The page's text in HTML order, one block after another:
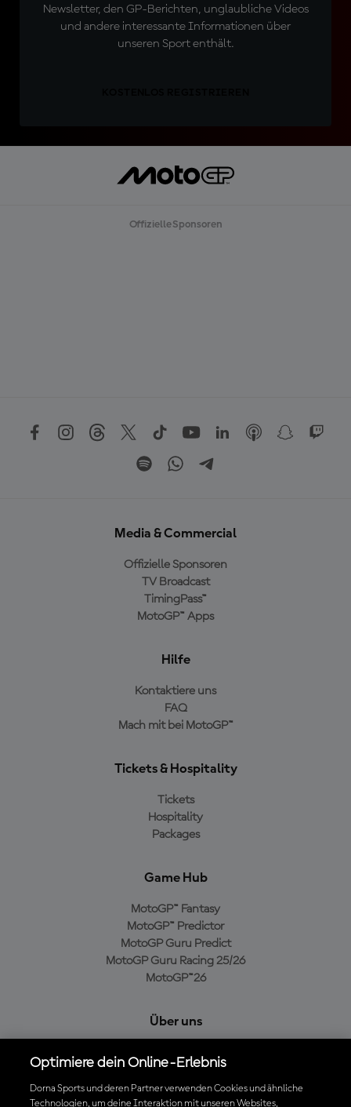
Newsletter, den GP-Berichten, unglaubliche Videos
und andere interessante Informationen über
unseren Sport enthält.
Offizielle Sponsoren
Media & Commercial
Offizielle Sponsoren
TV Broadcast
TimingPass™
MotoGP™ Apps
Hilfe
Kontaktiere uns
FAQ
Mach mit bei MotoGP™
Tickets & Hospitality
Tickets
Hospitality
Packages
Game Hub
MotoGP™ Fantasy
MotoGP™ Predictor
MotoGP Guru Predict
MotoGP Guru Racing 25/26
MotoGP™26
Über uns
Cookie-Richtlinien
Geschäftsbedingungen
Optimiere dein Online-Erlebnis
Dorna Sports und deren Partner verwenden Cookies und ähnliche
Technologien, um deine Interaktion mit unseren Websites,